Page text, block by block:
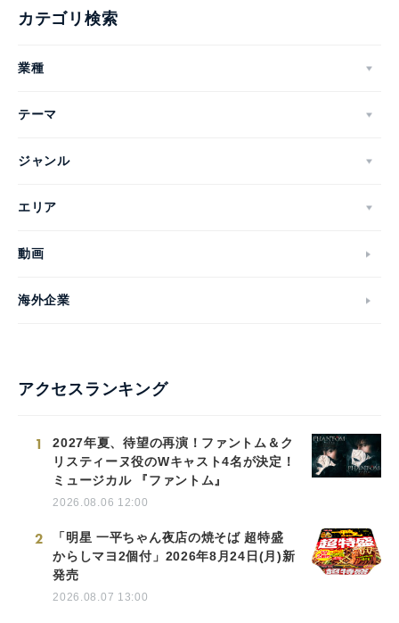
カテゴリ検索
業種
テーマ
ジャンル
エリア
動画
海外企業
アクセスランキング
1
2027年夏、待望の再演！ファントム＆ク
リスティーヌ役のWキャスト4名が決定！
ミュージカル 『ファントム』
2026.08.06 12:00
2
「明星 一平ちゃん夜店の焼そば 超特盛
からしマヨ2個付」2026年8月24日(月)新
発売
2026.08.07 13:00